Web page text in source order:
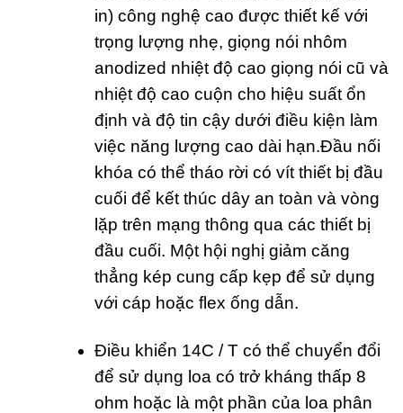
in) công nghệ cao được thiết kế với
trọng lượng nhẹ, giọng nói nhôm
anodized nhiệt độ cao giọng nói cũ và
nhiệt độ cao cuộn cho hiệu suất ổn
định và độ tin cậy dưới điều kiện làm
việc năng lượng cao dài hạn.Đầu nối
khóa có thể tháo rời có vít thiết bị đầu
cuối để kết thúc dây an toàn và vòng
lặp trên mạng thông qua các thiết bị
đầu cuối. Một hội nghị giảm căng
thẳng kép cung cấp kẹp để sử dụng
với cáp hoặc flex ống dẫn.
Điều khiển 14C / T có thể chuyển đổi
để sử dụng loa có trở kháng thấp 8
ohm hoặc là một phần của loa phân